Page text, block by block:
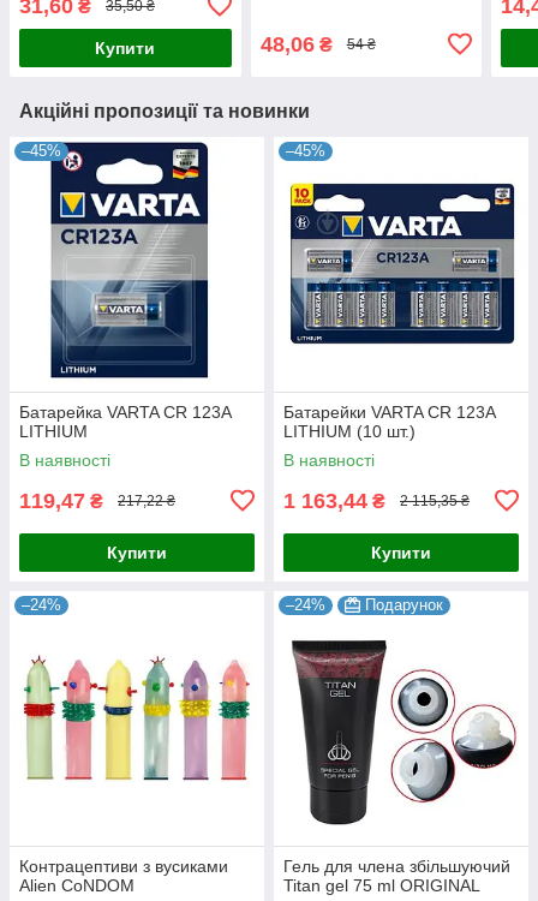
31,60 ₴ 35,50 ₴
Купити 48,06₴ 54 ₴
Акційні пропозиції та новинки
–45%
Батарейка VARTA CR 123A
LITHIUM
В наявності
119,47 ₴ 217,22 ₴
Купити
–45%
Батарейки VARTA CR 123A
LITHIUM (10 шт.)
В наявності
1 163,44 ₴ 2 115,35 ₴
Купити
–24%
Контрацептиви з вусиками
Alien CoNDOM
–24% Подарунок
Гель для члена збільшуючий
Titan gel 75 ml ORIGINAL